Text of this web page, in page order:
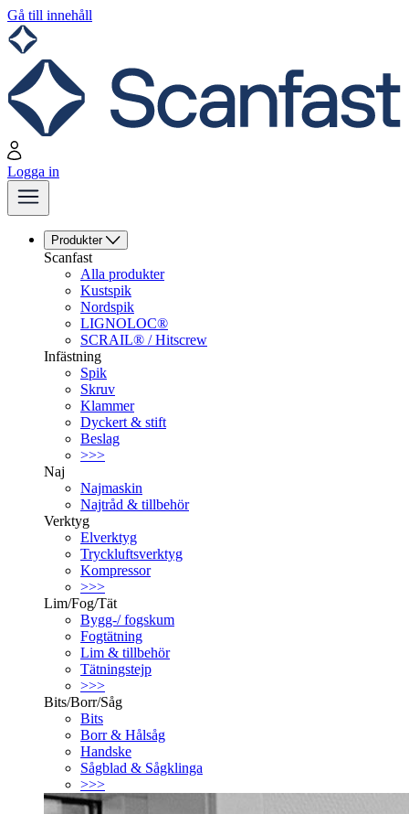
Gå till innehåll
Logga in
Produkter
Scanfast
Alla produkter
Kustspik
Nordspik
LIGNOLOC®
SCRAIL® / Hitscrew
Infästning
Spik
Skruv
Klammer
Dyckert & stift
Beslag
>>>
Naj
Najmaskin
Najtråd & tillbehör
Verktyg
Elverktyg
Tryckluftsverktyg
Kompressor
>>>
Lim/Fog/Tät
Bygg-/ fogskum
Fogtätning
Lim & tillbehör
Tätningstejp
>>>
Bits/Borr/Såg
Bits
Borr & Hålsåg
Handske
Sågblad & Sågklinga
>>>